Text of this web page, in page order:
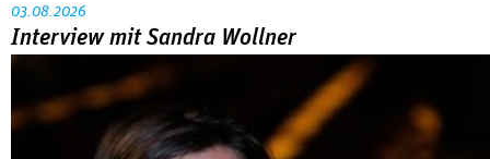
03.08.2026
Interview mit Sandra Wollner